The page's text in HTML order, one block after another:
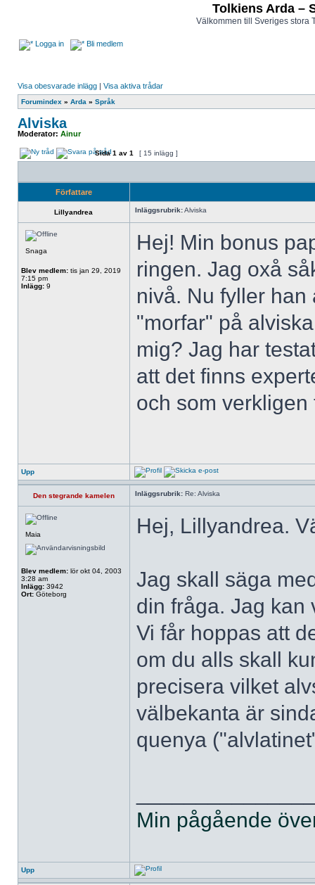
Tolkiens Arda –
Välkommen till Sveriges stora
Logga in Bli medlem
Visa obesvarade inlägg | Visa aktiva trådar
Forumindex » Arda » Språk
Alviska
Moderator: Ainur
Sida1 av 1 [ 15 inlägg ]
Författare
Lillyandrea Inläggsrubrik:Alviska
Snaga
Blev medlem: tis jan 29, 2019
7:15 pm
Inlägg: 9
Hej! Min bonus
ringen. Jag oxå
nivå. Nu fyller
"morfar" på
mig? Jag har
att det finns
och som
Upp
Den stegrande kamelen Inläggsrubrik: Re: Alviska
Maia
Blev medlem: lör okt 04, 2003
3:28 am
Inlägg: 3942
Ort: Göteborg
Hej, Lillyandrea.
Jag skall säga
din fråga. Jag kan
Vi får hoppas att
om du alls skall
precisera vilket
välbekanta är
quenya
Min pågående
Upp